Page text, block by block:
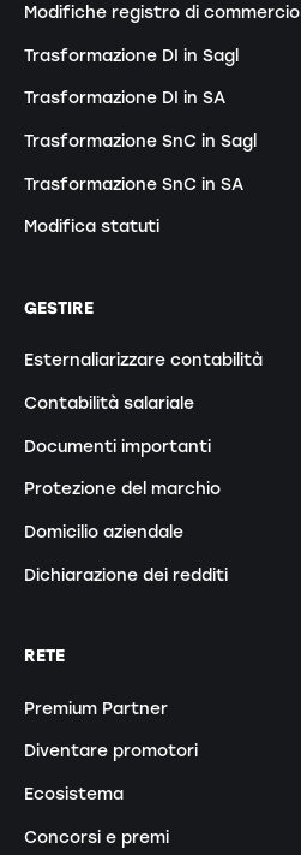
Modifiche registro di commercio
Trasformazione DI in Sagl
Trasformazione DI in SA
Trasformazione SnC in Sagl
Trasformazione SnC in SA
Modifica statuti
GESTIRE
Esternaliarizzare contabilità
Contabilità salariale
Documenti importanti
Protezione del marchio
Domicilio aziendale
Dichiarazione dei redditi
RETE
Premium Partner
Diventare promotori
Ecosistema
Concorsi e premi